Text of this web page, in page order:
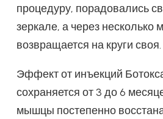
процедуру, порадовались
зеркале, а через несколько
возвращается на круги своя.
Эффект от инъекций
сохраняется от 3 до 6
мышцы постепенно